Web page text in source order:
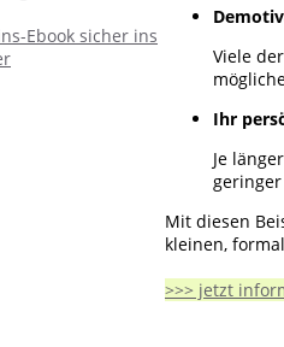
Ebook sicher ins
Viele
Ihr
Je
Mit diesen
kleinen,
>>> jetzt